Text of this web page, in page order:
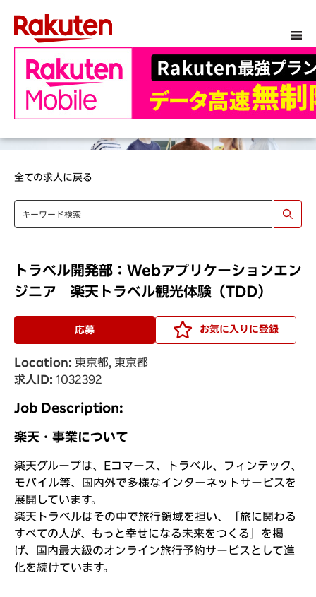
全ての求人に戻る
トラベル開発部：Webアプリケーションエン
ジニア 楽天トラベル観光体験（TDD）
応募 お気に入りに登録
Location
東京都, 東京都
求人ID 1032392
Job Description:
楽天・事業について
楽天グループは、Eコマース、トラベル、フィンテック、
モバイル等、国内外で多様なインターネットサービスを
展開しています。
楽天トラベルはその中で旅行領域を担い、「旅に関わる
すべての人が、もっと幸せになる未来をつくる」を掲
げ、国内最大級のオンライン旅行予約サービスとして進
化を続けています。